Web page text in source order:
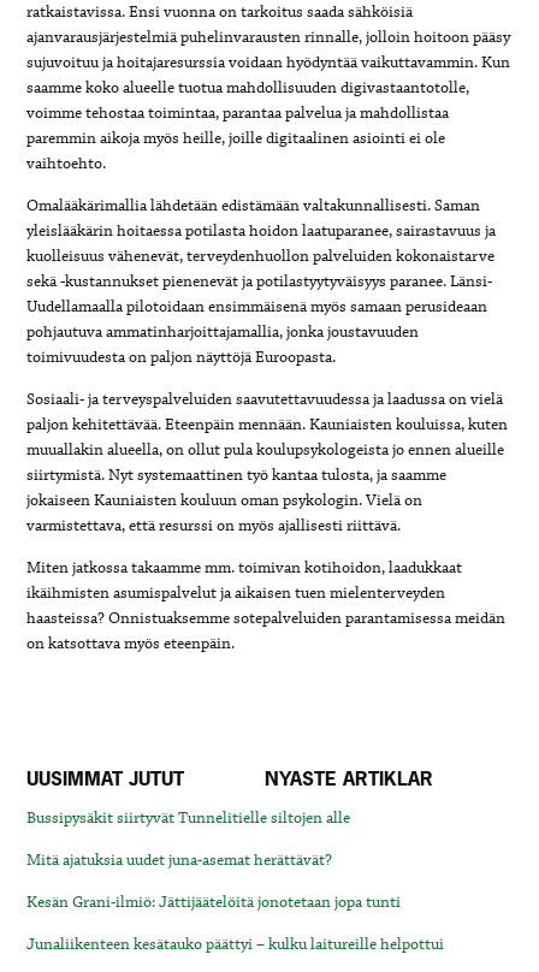
ratkaistavissa. Ensi vuonna on tarkoitus saada sähköisiä
ajanvarausjärjestelmiä puhelinvarausten rinnalle, jolloin hoitoon pääsy
sujuvoituu ja hoitajaresurssia voidaan hyödyntää vaikuttavammin. Kun
saamme koko alueelle tuotua mahdollisuuden digivastaantotolle,
voimme tehostaa toimintaa, parantaa palvelua ja mahdollistaa
paremmin aikoja myös heille, joille digitaalinen asiointi ei ole
vaihtoehto.
Omalääkärimallia lähdetään edistämään valtakunnallisesti. Saman
yleislääkärin hoitaessa potilasta hoidon laatuparanee, sairastavuus ja
kuolleisuus vähenevät, terveydenhuollon palveluiden kokonaistarve
sekä -kustannukset pienenevät ja potilastyytyväisyys paranee. Länsi-
Uudellamaalla pilotoidaan ensimmäisenä myös samaan perusideaan
pohjautuva ammatinharjoittajamallia, jonka joustavuuden
toimivuudesta on paljon näyttöjä Euroopasta.
Sosiaali- ja terveyspalveluiden saavutettavuudessa ja laadussa on vielä
paljon kehitettävää. Eteenpäin mennään. Kauniaisten kouluissa, kuten
muuallakin alueella, on ollut pula koulupsykologeista jo ennen alueille
siirtymistä. Nyt systemaattinen työ kantaa tulosta, ja saamme
jokaiseen Kauniaisten kouluun oman psykologin. Vielä on
varmistettava, että resurssi on myös ajallisesti riittävä.
Miten jatkossa takaamme mm. toimivan kotihoidon, laadukkaat
ikäihmisten asumispalvelut ja aikaisen tuen mielenterveyden
haasteissa? Onnistuaksemme sotepalveluiden parantamisessa meidän
on katsottava myös eteenpäin.
UUSIMMAT JUTUT NYASTE ARTIKLAR
Bussipysäkit siirtyvät Tunnelitielle siltojen alle
Mitä ajatuksia uudet juna-asemat herättävät?
Kesän Grani-ilmiö: Jättijäätelöitä jonotetaan jopa tunti
Junaliikenteen kesätauko päättyi – kulku laitureille helpottui